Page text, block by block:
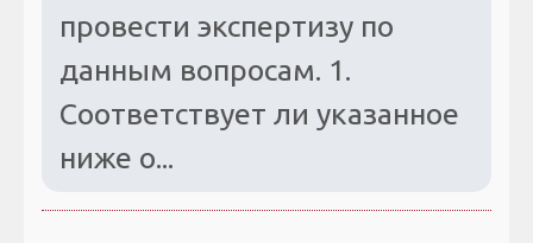
провести экспертизу по
данным вопросам. 1.
Соответствует ли указанное
ниже о...